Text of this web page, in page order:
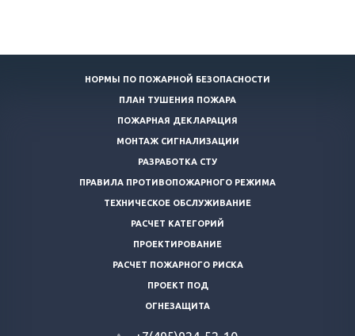
НОРМЫ ПО ПОЖАРНОЙ БЕЗОПАСНОСТИ
ПЛАН ТУШЕНИЯ ПОЖАРА
ПОЖАРНАЯ ДЕКЛАРАЦИЯ
МОНТАЖ СИГНАЛИЗАЦИИ
РАЗРАБОТКА СТУ
ПРАВИЛА ПРОТИВОПОЖАРНОГО РЕЖИМА
ТЕХНИЧЕСКОЕ ОБСЛУЖИВАНИЕ
РАСЧЕТ КАТЕГОРИЙ
ПРОЕКТИРОВАНИЕ
РАСЧЕТ ПОЖАРНОГО РИСКА
ПРОЕКТ ПОД
ОГНЕЗАЩИТА